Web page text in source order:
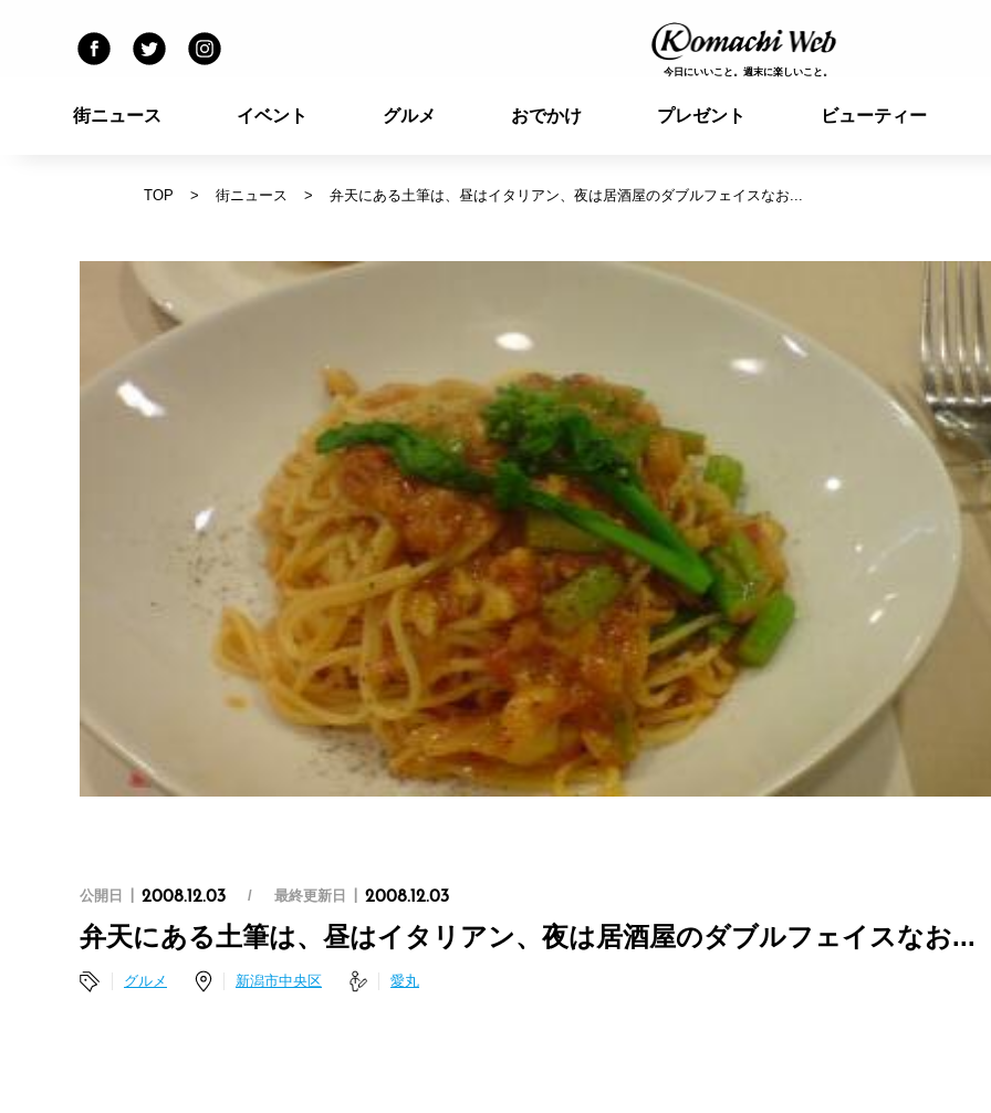
今日にいいこと。週末に楽しいこと。
街ニュース イベント グルメ おでかけ プレゼント ビューティー
TOP 街ニュース 弁天にある土筆は、昼はイタリアン、夜は居酒屋のダブルフェイスなお...
公開日 2008.12.03 最終更新日 2008.12.03
弁天にある土筆は、昼はイタリアン、夜は居酒屋のダブルフェイスなお...
グルメ 新潟市中央区 愛丸